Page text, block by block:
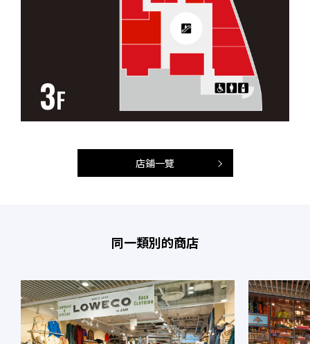
3F
店鋪一覽
同一類別的商店